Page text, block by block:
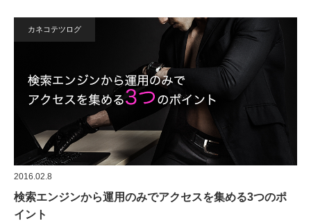
カネコテツログ
2016.02.8
検索エンジンから運用のみでアクセスを集める3つのポ
イント